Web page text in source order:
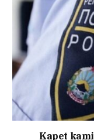
Kapet